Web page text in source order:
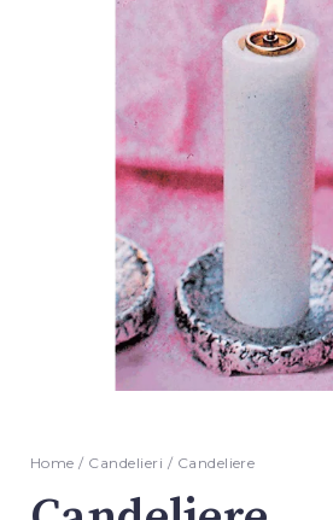
Home / Candelieri / Candeliere